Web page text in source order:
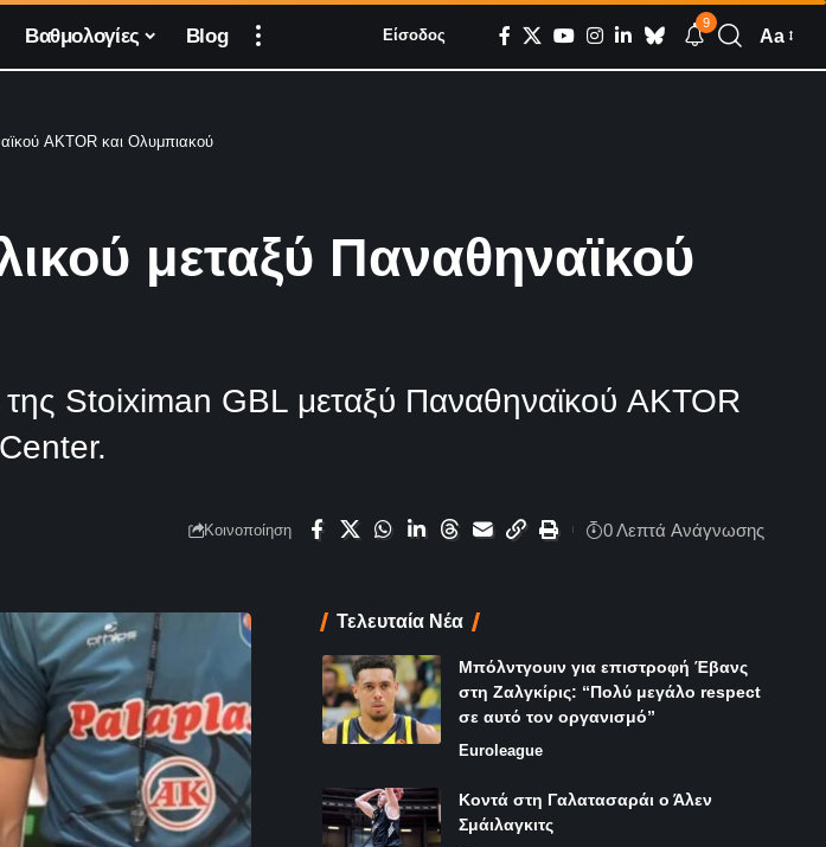
Βαθμολογίες Blog Είσοδος
9
Aa
AKTOR και Ολυμπιακού
μεταξύ Παναθηναϊκού
της Stoiximan GBL μεταξύ Παναθηναϊκού AKTOR
Κοινοποίηση 0 Λεπτά Aνάγνωσης
Τελευταία Νέα
Μπόλντγουιν για επιστροφή Έβανς
στη Ζαλγκίρις: “Πολύ μεγάλο respect
σε αυτό τον οργανισμό”
Euroleague
Κοντά στη Γαλατασαράι ο Άλεν
Σμάιλαγκιτς